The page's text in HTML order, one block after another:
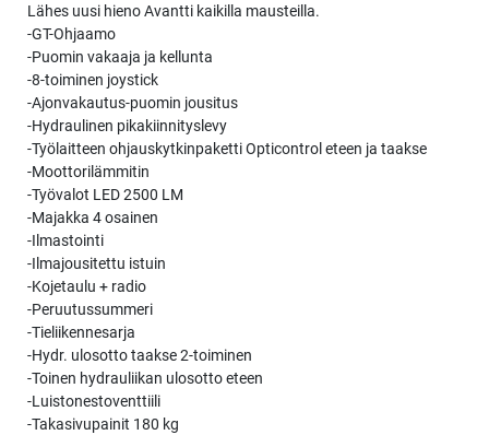
Lähes uusi hieno Avantti kaikilla mausteilla.
-GT-Ohjaamo
-Puomin vakaaja ja kellunta
-8-toiminen joystick
-Ajonvakautus-puomin jousitus
-Hydraulinen pikakiinnityslevy
-Työlaitteen ohjauskytkinpaketti Opticontrol eteen ja taakse
-Moottorilämmitin
-Työvalot LED 2500 LM
-Majakka 4 osainen
-Ilmastointi
-Ilmajousitettu istuin
-Kojetaulu + radio
-Peruutussummeri
-Tieliikennesarja
-Hydr. ulosotto taakse 2-toiminen
-Toinen hydrauliikan ulosotto eteen
-Luistonestoventtiili
-Takasivupainit 180 kg